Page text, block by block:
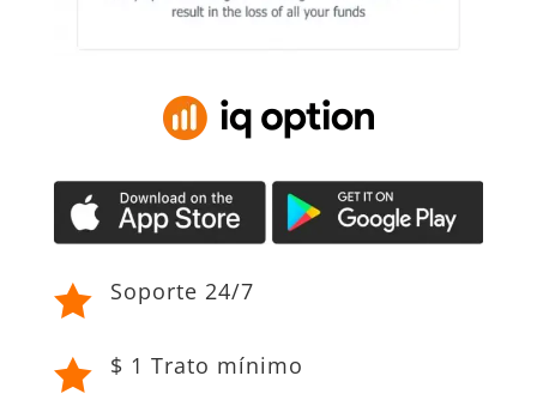
 Soporte 24/7
 $ 1 Trato mínimo